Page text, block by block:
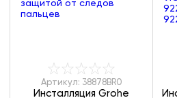
Артикул: 38878BR0
Инсталляция Grohe